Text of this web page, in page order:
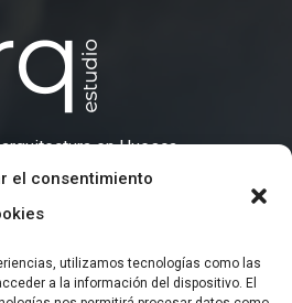
el consentimiento
utilizamos tecnologías como las
a la información del dispositivo. El
en Huesca
695 07 07 43